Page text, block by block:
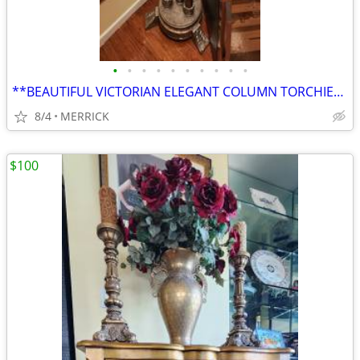
• • • • • • • • • •
**BEAUTIFUL VICTORIAN ELEGANT COLUMN TORCHIERE FLOOR LAMP**
8/4 MERRICK
$100